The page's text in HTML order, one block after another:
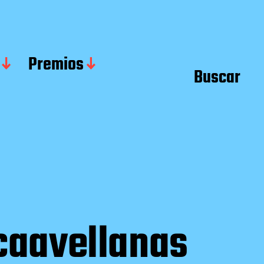
Premios Buscar